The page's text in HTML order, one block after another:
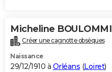
Micheline
Créer une cagnotte obsèques
Naissance
29/12/1910 à Orléans (Loiret)